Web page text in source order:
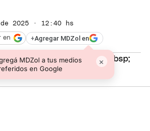
2025 · 12:40 hs
+Agregar MDZol en
MDZol a tus medios
en Google
×
en
través de las emociones.